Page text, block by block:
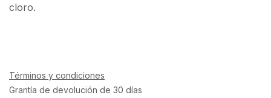
cloro.
Términos y condiciones
Grantía de devolución de 30 días